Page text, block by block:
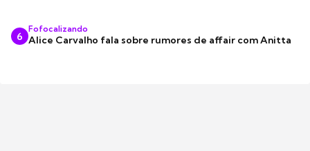
6
Fofocalizando
Alice Carvalho fala sobre rumores de affair com Anitta